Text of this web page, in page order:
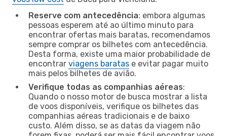
Reserve com antecedência: embora algumas
pessoas esperem até ao último minuto para
encontrar ofertas mais baratas, recomendamos
sempre comprar os bilhetes com antecedência.
Desta forma, existe uma maior probabilidade de
encontrar viagens baratas e evitar pagar muito
mais pelos bilhetes de avião.
Verifique todas as companhias aéreas:
Quando o nosso motor de busca mostrar a lista
de voos disponíveis, verifique os bilhetes das
companhias aéreas tradicionais e de baixo
custo. Além disso, se as datas da viagem não